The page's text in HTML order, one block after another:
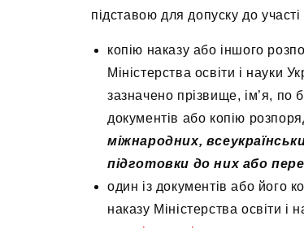
підставою для допуску до
копію наказу або іншого
Міністерства освіти і науки
зазначено прізвище, ім’я, по
документів або копію
міжнародних,
підготовки до них або
один із документів або його
наказу Міністерства освіти